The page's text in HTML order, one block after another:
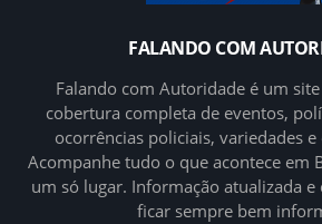
FALANDO COM
Falando com Autoridade é um
cobertura completa de eventos,
ocorrências policiais, variedades
Acompanhe tudo o que acontece em
um só lugar. Informação atualizada
ficar sempre bem